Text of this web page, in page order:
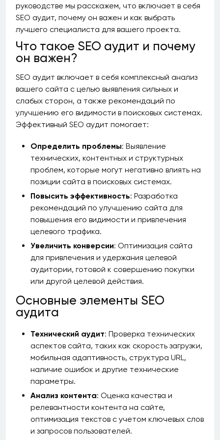
руководстве мы расскажем, что включает в себя
SEO аудит, почему он важен и как выбрать
лучшего специалиста для вашего проекта.
Что такое SEO аудит и почему
он важен?
SEO аудит включает в себя комплексный анализ
вашего сайта с целью выявления сильных и
слабых сторон, а также рекомендаций по
улучшению его видимости в поисковых системах.
Эффективный SEO аудит помогает:
Определить проблемы: Выявление
технических, контентных и структурных
проблем, которые могут негативно влиять на
позиции сайта в поисковых системах.
Повысить эффективность: Разработка
рекомендаций по улучшению сайта для
повышения его видимости и привлечения
целевого трафика.
Увеличить конверсии: Оптимизация сайта
для привлечения и удержания целевой
аудитории, готовой к совершению покупки
или другой целевой действия.
Основные элементы SEO
аудита
Технический аудит: Проверка технических
аспектов сайта, таких как скорость загрузки,
мобильная адаптивность, структура URL,
наличие ошибок и другие технические
параметры.
Анализ контента: Оценка качества и
релевантности контента на сайте,
оптимизация текстов с учетом ключевых слов
и запросов пользователей.